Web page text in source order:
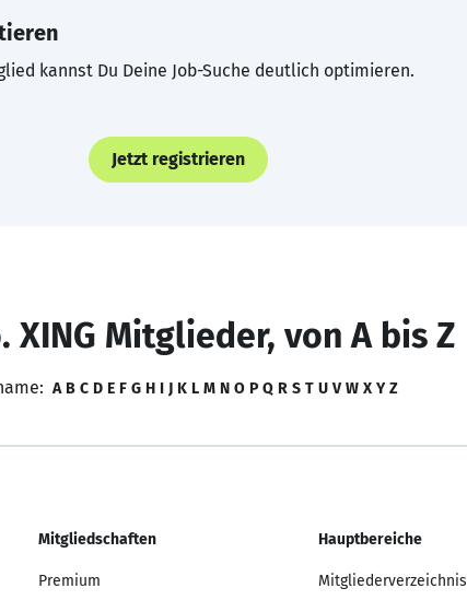
kannst Du Deine Job-Suche deutlich optimieren.
Jetzt registrieren
XING Mitglieder, von A bis Z
A B C D E F G H I J K L M N O P Q R S T U V W X Y Z
Mitgliedschaften
Premium
Hauptbereiche
Mitgliederverzeichnis